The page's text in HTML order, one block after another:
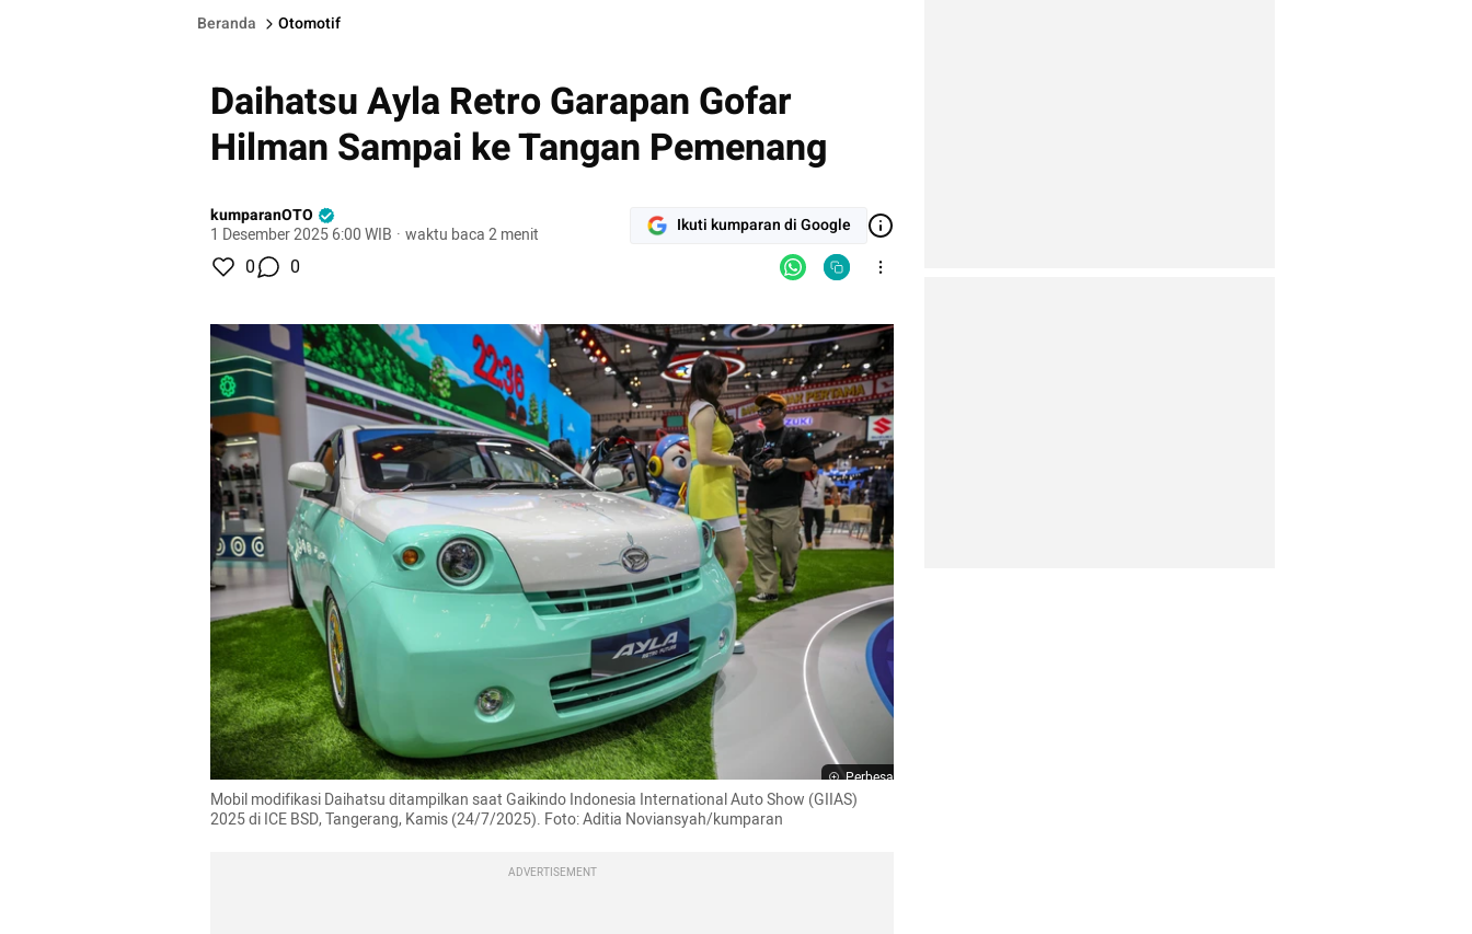
Beranda Otomotif
Daihatsu Ayla Retro Garapan Gofar
Hilman Sampai ke Tangan Pemenang
kumparanOTO
1 Desember 2025 6:00 WIB · waktu baca 2 menit Ikuti kumparan di Google
0 0
Perbesar
Mobil modifikasi Daihatsu ditampilkan saat Gaikindo Indonesia International Auto Show (GIIAS)
2025 di ICE BSD, Tangerang, Kamis (24/7/2025). Foto: Aditia Noviansyah/kumparan
ADVERTISEMENT